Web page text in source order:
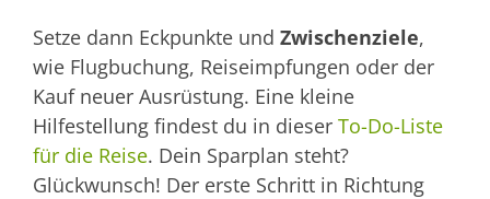
Setze dann Eckpunkte und Zwischenziele,
wie Flugbuchung, Reiseimpfungen oder der
Kauf neuer Ausrüstung. Eine kleine
Hilfestellung findest du in dieser To-Do-Liste
für die Reise. Dein Sparplan steht?
Glückwunsch! Der erste Schritt in Richtung